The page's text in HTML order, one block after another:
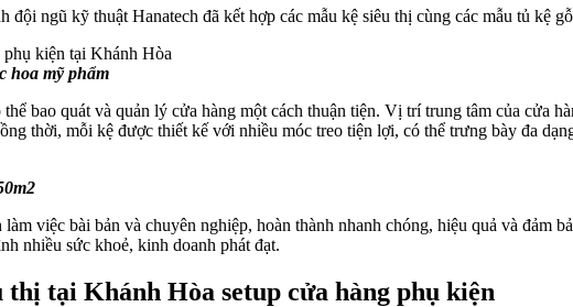
đội ngũ kỹ thuật Hanatech đã kết hợp các mẫu kệ siêu thị cùng các mẫu tủ kệ
hoa mỹ phẩm
bao quát và quản lý cửa hàng một cách thuận tiện. Vị trí trung tâm của cửa
thời, mỗi kệ được thiết kế với nhiều móc treo tiện lợi, có thể trưng bày đa
việc bài bản và chuyên nghiệp, hoàn thành nhanh chóng, hiệu quả và đảm
nhiều sức khoẻ, kinh doanh phát đạt.
thị tại Khánh Hòa setup cửa hàng phụ kiện